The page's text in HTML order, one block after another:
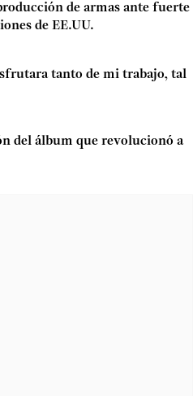
de armas ante fuerte
de EE.UU.
tanto de mi trabajo, tal
del álbum que revolucionó a